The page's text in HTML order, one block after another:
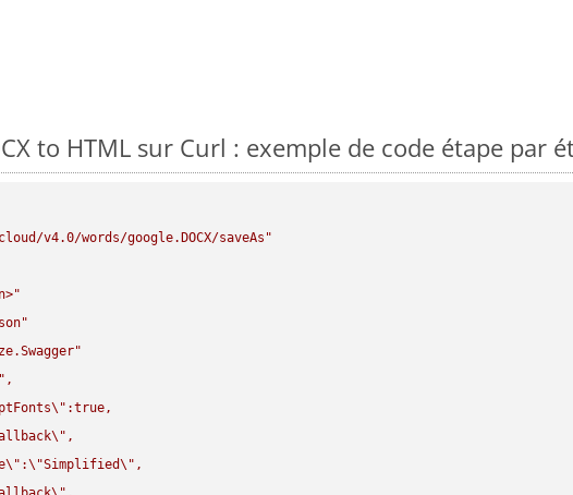
to HTML sur Curl : exemple de code étape par
v4.0/words/google.DOCX/saveAs"
,
\" :true,
\" ,
\" :\"Simplified\" ,